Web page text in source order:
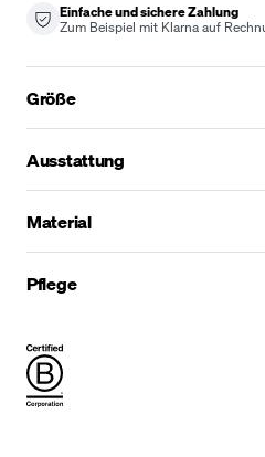
Einfache und sichere Zahlung
Zum Beispiel mit Klarna auf
Größe
Ausstattung
Material
Pflege